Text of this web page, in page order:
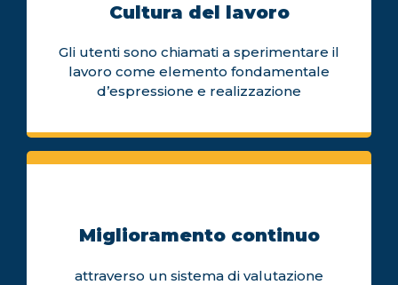
Cultura del lavoro
Gli utenti sono chiamati a sperimentare il
lavoro come elemento fondamentale
d’espressione e realizzazione
Miglioramento continuo
attraverso un sistema di valutazione